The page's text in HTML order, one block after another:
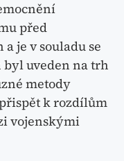
před
je v souladu se
byl uveden na trh
metody
k rozdílům
vojenskými